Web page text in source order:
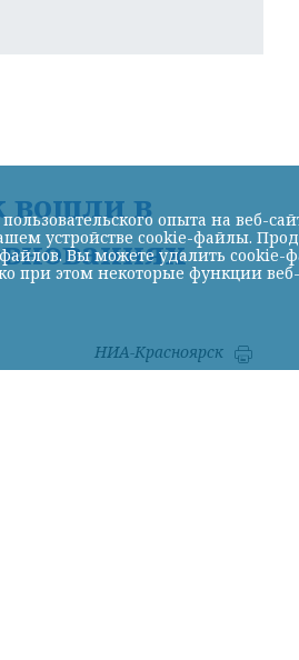
вошли в
НИА-Красноярск
опыта на веб-
устройстве cookie-файлы.
Вы можете удалить cookie-
при этом некоторые функции